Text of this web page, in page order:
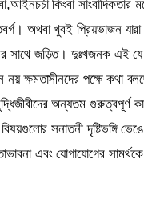
কিংবা
অথবা খুবই প্রিয়ভাজন যারা
সাথে জড়িত। দুঃখজনক এই
নয় ক্ষমতাসীনদের পক্ষে কথা
অন্যতম গুরুত্বপূর্ণ
সনাতনী দৃষ্টিভঙ্গি
এবং যোগাযোগের